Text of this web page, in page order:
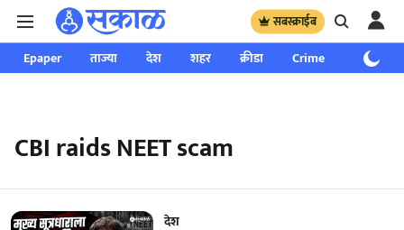
सबस्क्राईब
Epaper ताज्या देश शहर क्रीडा Crime साप्ताहिक
CBI raids NEET scam
देश